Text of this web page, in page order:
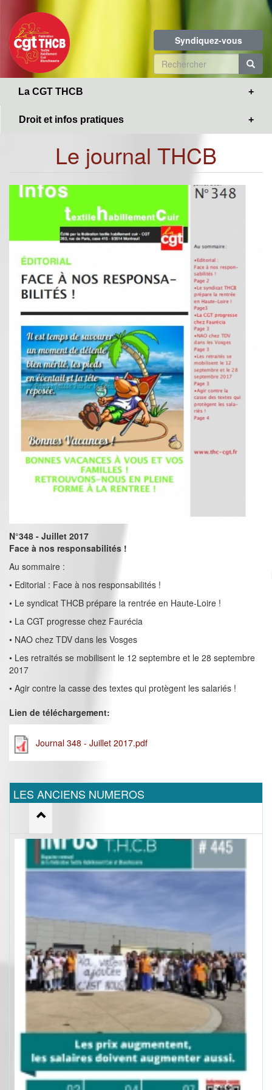
contenu
principal
Syndiquez-vous
Formulaire
de
La CGT THCB
Droit et infos pratiques
Le journal THCB
N°348 - Juillet 2017
Face à nos responsabilités !
Au sommaire :
• Editorial : Face à nos responsabilités !
• Le syndicat THCB prépare la rentrée en Haute-Loire !
• La CGT progresse chez Faurécia
• NAO chez TDV dans les Vosges
• Les retraités se mobilisent le 12 septembre et le 28 septembre
2017
• Agir contre la casse des textes qui protègent les salariés !
Lien de téléchargement:
Journal 348 - Juillet 2017.pdf
LES ANCIENS NUMEROS